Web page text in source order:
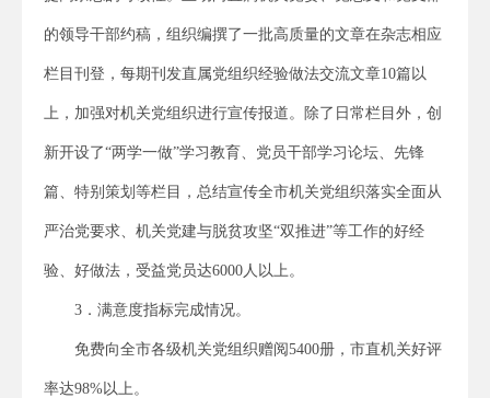
的领导干部约稿，组织编撰了一批高质量的文章在杂志相应
栏目刊登，每期刊发直属党组织经验做法交流文章10篇以
上，加强对机关党组织进行宣传报道。除了日常栏目外，创
新开设了“两学一做”学习教育、党员干部学习论坛、先锋
篇、特别策划等栏目，总结宣传全市机关党组织落实全面从
严治党要求、机关党建与脱贫攻坚“双推进”等工作的好经
验、好做法，受益党员达6000人以上。
3．满意度指标完成情况。
免费向全市各级机关党组织赠阅5400册，市直机关好评
率达98%以上。